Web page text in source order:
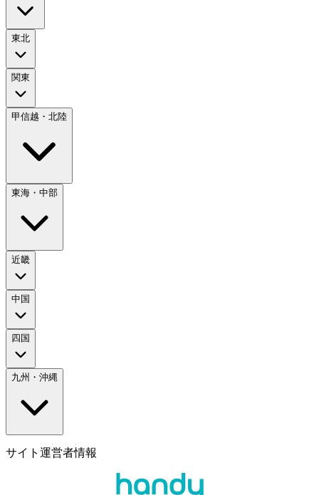
東北
関東
甲信越・北陸
東海・中部
近畿
中国
四国
九州・沖縄
サイト運営者情報